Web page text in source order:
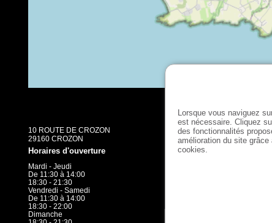
10 ROUTE DE CROZON
29160 CROZON
Horaires d'ouverture
Mardi - Jeudi
De 11:30 à 14:00
18:30 - 21:30
Vendredi - Samedi
De 11:30 à 14:00
18:30 - 22:00
Dimanche
Lorsque vous naviguez
est nécessaire. Cliquez
des fonctionnalités
amélioration du site
cookies.